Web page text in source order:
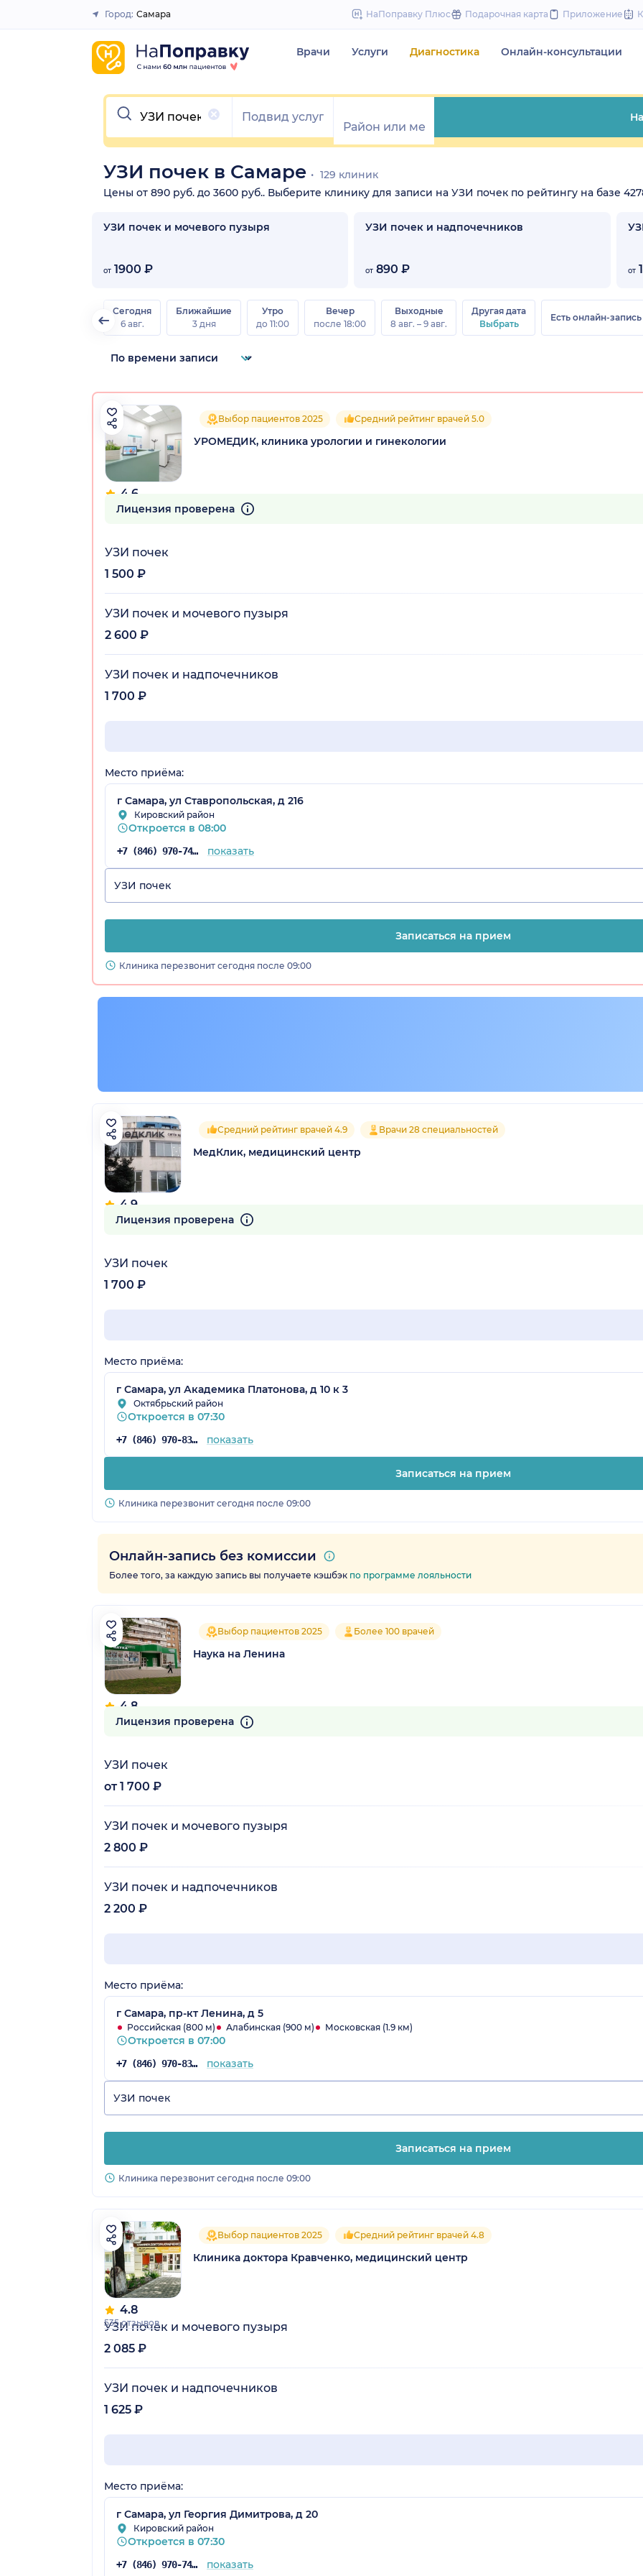
to
Закрыть
Город: Самара НаПоправку Плюс Подарочная карта Приложение
Врачи Услуги Диагностика Онлайн-консультации
Очистить
УЗИ почек в Самаре
129 клиник
Цены от 890 руб. до 3600 руб.. Выберите клинику для записи на УЗИ почек по рейтингу на базе
УЗИ почек и мочевого пузыря
от 1900 ₽
УЗИ почек и надпочечников
от 890 ₽ от
Сегодня
6 авг.
Ближайшие
3 дня
Утро
до 11:00
Вечер
после 18:00
Выходные
8 авг. – 9 авг.
Другая дата
Выбрать
Есть онлайн-запись
4.6
85 отзывов
Выбор пациентов 2025 Средний рейтинг врачей 5.0
УРОМЕДИК, клиника урологии и гинекологии
Лицензия проверена
УЗИ почек
1 500 ₽
УЗИ почек и мочевого пузыря
2 600 ₽
УЗИ почек и надпочечников
1 700 ₽
Место приёма:
г Самара, ул Ставропольская, д 216
Кировский район
Откроется в 08:00
+7 (846) 970-74-09 показать
УЗИ почек
Записаться на прием
Клиника перезвонит сегодня после 09:00
4.9
46 отзывов
Средний рейтинг врачей 4.9 Врачи 28 специальностей
МедКлик, медицинский центр
Лицензия проверена
УЗИ почек
1 700 ₽
Место приёма:
г Самара, ул Академика Платонова, д 10 к 3
Октябрьский район
Откроется в 07:30
+7 (846) 970-83-45 показать
Записаться на прием
Клиника перезвонит сегодня после 09:00
Онлайн-запись без комиссии
Более того, за каждую запись вы получаете кэшбэк по программе лояльности
4.8
126 отзывов
Выбор пациентов 2025 Более 100 врачей
Наука на Ленина
Лицензия проверена
УЗИ почек
от 1 700 ₽
УЗИ почек и мочевого пузыря
2 800 ₽
УЗИ почек и надпочечников
2 200 ₽
Место приёма:
г Самара, пр-кт Ленина, д 5
Российская (800 м) Алабинская (900 м) Московская (1.9 км)
Откроется в 07:00
+7 (846) 970-83-08 показать
УЗИ почек
Записаться на прием
Клиника перезвонит сегодня после 09:00
4.8
535 отзывов
Выбор пациентов 2025 Средний рейтинг врачей 4.8
Клиника доктора Кравченко, медицинский центр
УЗИ почек и мочевого пузыря
2 085 ₽
УЗИ почек и надпочечников
1 625 ₽
Место приёма:
г Самара, ул Георгия Димитрова, д 20
Кировский район
Откроется в 07:30
+7 (846) 970-74-03 показать